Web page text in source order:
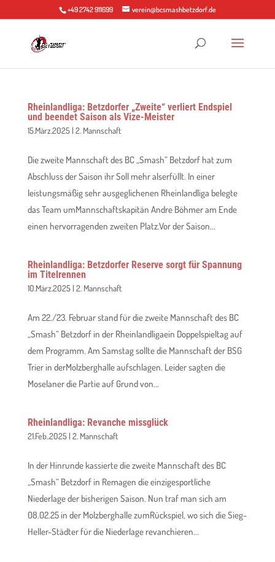
+49 2742 911699 verein@bcsmashbetzdorf.de
Rheinlandliga: Betzdorfer „Zweite“ verliert Endspiel
und beendet Saison als Vize-Meister
15.März.2025| 2. Mannschaft
Die zweite Mannschaft des BC „Smash“ Betzdorf hat zum
Abschluss der Saison ihr Soll mehr alserfüllt. In einer
leistungsmäßig sehr ausgeglichenen Rheinlandliga belegte
das Team umMannschaftskapitän Andre Böhmer am Ende
einen hervorragenden zweiten Platz.Vor der Saison...
Rheinlandliga: Betzdorfer Reserve sorgt für Spannung
im Titelrennen
10.März.2025| 2. Mannschaft
Am 22./23. Februar stand für die zweite Mannschaft des BC
„Smash“ Betzdorf in der Rheinlandligaein Doppelspieltag auf
dem Programm. Am Samstag sollte die Mannschaft der BSG
Trier in derMolzberghalle aufschlagen. Leider sagten die
Moselaner die Partie auf Grund von...
Rheinlandliga: Revanche missglück
21.Feb..2025| 2. Mannschaft
In der Hinrunde kassierte die zweite Mannschaft des BC
„Smash“ Betzdorf in Remagen die einzigesportliche
Niederlage der bisherigen Saison. Nun traf man sich am
08.02.25 in der Molzberghalle zumRückspiel, wo sich die Sieg-
Heller-Städter für die Niederlage revanchieren...